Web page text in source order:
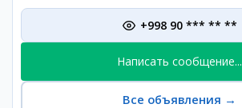
+998 90 *** ** **
Написать сообщение...
Все объявления →